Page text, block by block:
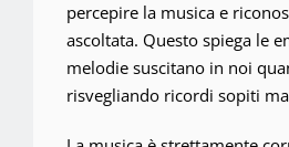
percepire la musica e
ascoltata. Questo spiega le
melodie suscitano in noi
risvegliando ricordi sopiti